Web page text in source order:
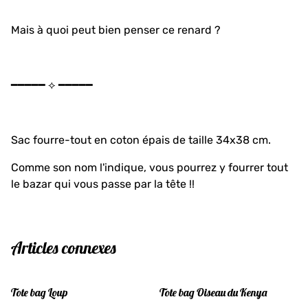
Mais à quoi peut bien penser ce renard ?
━━━━━ ⟡ ━━━━━
Sac fourre-tout en coton épais de taille 34x38 cm.
Comme son nom l'indique, vous pourrez y fourrer tout
le bazar qui vous passe par la tête !!
Articles connexes
Tote bag Loup
Tote bag Oiseau du Kenya